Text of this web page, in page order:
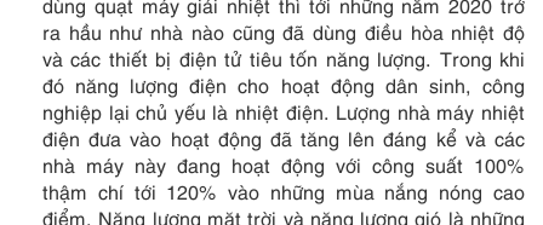
ra hầu như nhà nào cũng đã dùng điều hòa nhiệt độ
và các thiết bị điện tử tiêu tốn năng lượng. Trong khi
đó năng lượng điện cho hoạt động dân sinh, công
nghiệp lại chủ yếu là nhiệt điện. Lượng nhà máy nhiệt
điện đưa vào hoạt động đã tăng lên đáng kể và các
nhà máy này đang hoạt động với công suất 100%
thậm chí tới 120% vào những mùa nắng nóng cao
điểm. Năng lượng mặt trời và năng lượng gió là những